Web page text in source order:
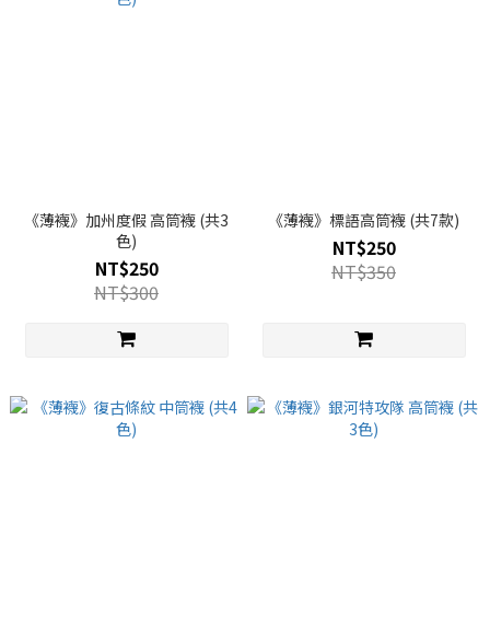
《薄襪》加州度假 高筒襪 (共3
色)
NT$250
NT$300
《薄襪》標語高筒襪 (共7款)
NT$250
NT$350